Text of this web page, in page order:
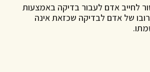
לחייב אדם לעבור בדיקה באמצעות
של אדם לבדיקה שכזאת אינה